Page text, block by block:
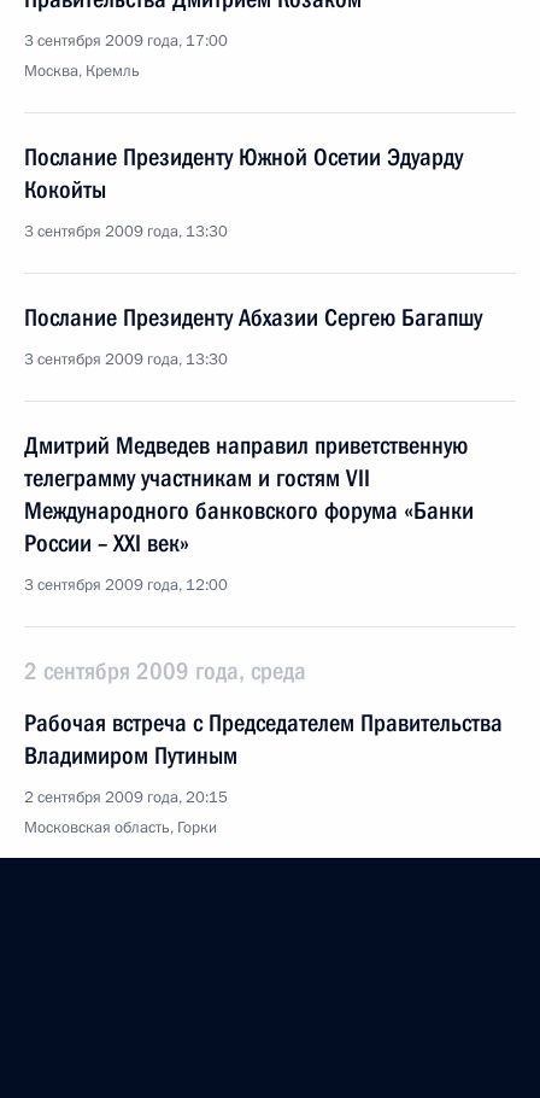
3 сентября 2009 года, 17:00
Москва, Кремль
Послание Президенту Южной Осетии Эдуарду
Кокойты
3 сентября 2009 года, 13:30
Послание Президенту Абхазии Сергею Багапшу
3 сентября 2009 года, 13:30
Дмитрий Медведев направил приветственную
телеграмму участникам и гостям VII
Международного банковского форума «Банки
России – XXI век»
3 сентября 2009 года, 12:00
2 сентября 2009 года, среда
Рабочая встреча с Председателем Правительства
Владимиром Путиным
2 сентября 2009 года, 20:15
Московская область, Горки